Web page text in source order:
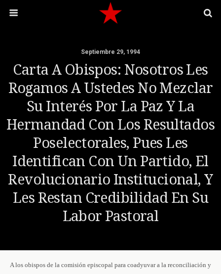
Septiembre 29, 1994
Carta A Obispos: Nosotros Les
Rogamos A Ustedes No Mezclar
Su Interés Por La Paz Y La
Hermandad Con Los Resultados
Poselectorales, Pues Les
Identifican Con Un Partido, El
Revolucionario Institucional, Y
Les Restan Credibilidad En Su
Labor Pastoral
A los obispos de la comisión episcopal para coadyuvar a la reconciliación y